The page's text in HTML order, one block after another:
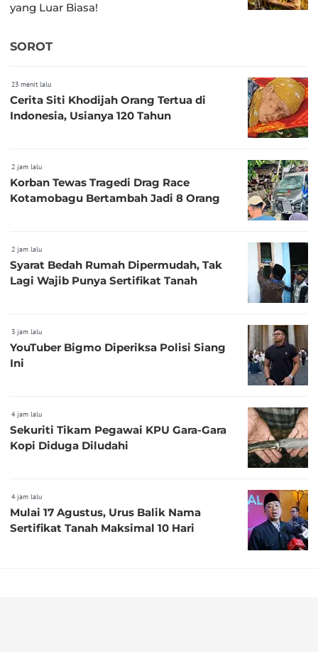
yang Luar Biasa!
SOROT
23 menit lalu
Cerita Siti Khodijah Orang Tertua di
Indonesia, Usianya 120 Tahun
2 jam lalu
Korban Tewas Tragedi Drag Race
Kotamobagu Bertambah Jadi 8 Orang
2 jam lalu
Syarat Bedah Rumah Dipermudah, Tak
Lagi Wajib Punya Sertifikat Tanah
3 jam lalu
YouTuber Bigmo Diperiksa Polisi Siang
Ini
4 jam lalu
Sekuriti Tikam Pegawai KPU Gara-Gara
Kopi Diduga Diludahi
4 jam lalu
Mulai 17 Agustus, Urus Balik Nama
Sertifikat Tanah Maksimal 10 Hari